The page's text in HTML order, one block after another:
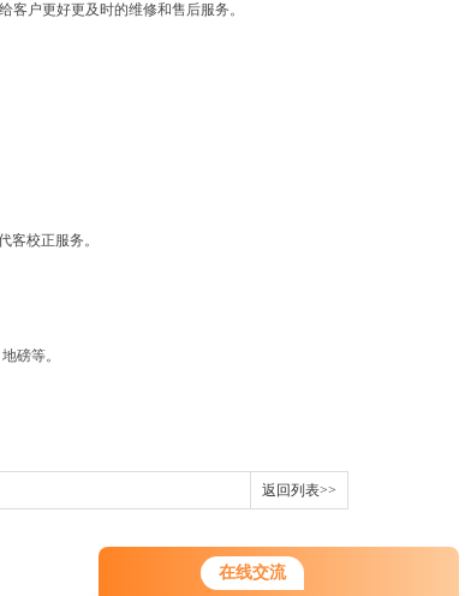
在线交流
户更好更及时的维修和售后服务。
校正服务。
磅等。
返回列表>>